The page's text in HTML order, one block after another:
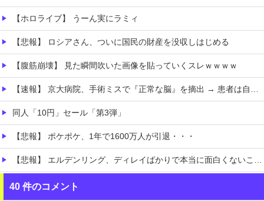
【ホロライブ】 うーん実にラミィ
【悲報】 ロシアさん、ついに国民の財産を没収しはじめる
【腹筋崩壊】 見た瞬間吹いた画像を貼っていくスレｗｗｗｗ
【速報】 京大病院、手術ミスで『正常な脳』を摘出 → 患者は自発呼吸不可能な植物状態に
同人「10円」セール「第3弾」
【悲報】 ポケポケ、1年で1600万人が引退・・・
【悲報】 エルデンリング、ディレイばかりで本当に面白くないこのゲーム←賛同の声が多数…
【シンデレラガールズ】 百鬼夜行をテーマとしたPOP UP SHOPが東京・大阪にて開催
40 件のコメント